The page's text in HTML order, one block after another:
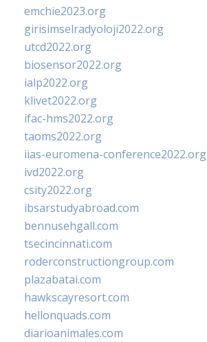
emchie2023.org
girisimselradyoloji2022.org
utcd2022.org
biosensor2022.org
ialp2022.org
klivet2022.org
ifac-hms2022.org
taoms2022.org
iias-euromena-conference2022.org
ivd2022.org
csity2022.org
ibsarstudyabroad.com
bennusehgall.com
tsecincinnati.com
roderconstructiongroup.com
plazabatai.com
hawkscayresort.com
hellonquads.com
diarioanimales.com